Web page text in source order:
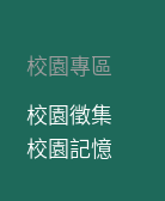
校園專區
校園徵集
校園記憶